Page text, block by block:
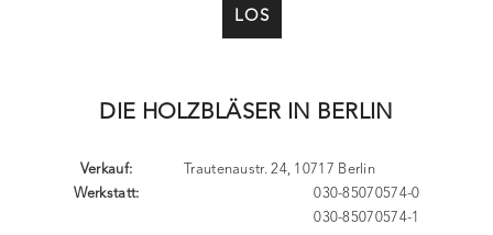
LOS
DIE HOLZBLÄSER IN BERLIN
Trautenaustr. 24, 10717 Berlin
Verkauf:
Werkstatt:
030-85070574-0
030-85070574-1